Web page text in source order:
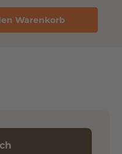
Warenkorb